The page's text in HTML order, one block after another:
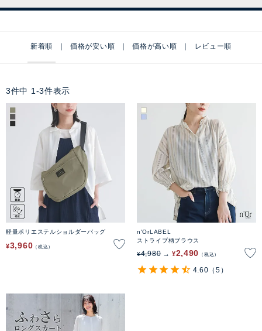
新着順 価格が安い順 価格が高い順 レビュー順
3件中 1 -3件表示
軽量ポリエステルショルダーバッグ
¥3,960 税込
n'OrLABEL
ストライプ柄ブラウス
¥4,980 ¥2,490 税込
4.60 （5）